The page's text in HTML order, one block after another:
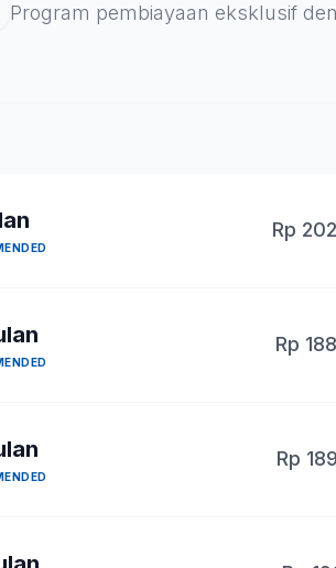
Program pembiayaan eksklusif
Rp
Rp
Rp